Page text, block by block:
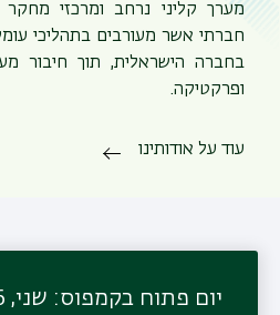
מערך קליני נרחב ומרכזי
חברתי אשר מעורבים בתהליכי
בחברה הישראלית, תוך חיבור
ופרקטיקה.
עוד על אודותינו